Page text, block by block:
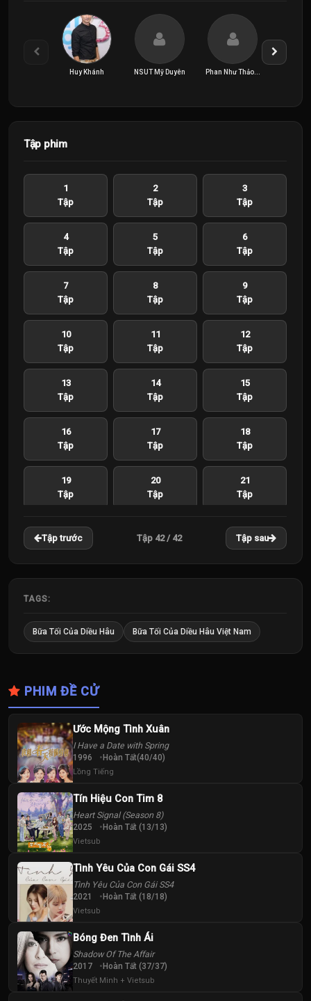
Huy Khánh NSUT Mỹ Duyên Phan Như Thảo...
Tập phim
1
Tập
2
Tập
3
Tập
4
Tập
5
Tập
6
Tập
7
Tập
8
Tập
9
Tập
10
Tập
11
Tập
12
Tập
13
Tập
14
Tập
15
Tập
16
Tập
17
Tập
18
Tập
19
Tập
20
Tập
21
Tập
22
Tập
Tập
24
Tập
25
26
27
28
Tập
29
Tập
Tập
Tập
34
Tập
35
37
40
Tập
41
Tập trước Tập 42 / 42 Tập sau
TAGS:
Bữa Tối Của Diều Hâu Bữa Tối Của Diều Hâu Việt Nam
PHIM ĐỀ CỬ
Ước Mộng Tình Xuân
I Have a Date with Spring
1996 Hoàn Tất(40/40)
Lồng Tiếng
Tín Hiệu Con Tim 8
Heart Signal (Season 8)
2025 Hoàn Tất (13/13)
Vietsub
Tình Yêu Của Con Gái SS4
Tình Yêu Của Con Gái SS4
2021 Hoàn Tất (18/18)
Vietsub
Bóng Đen Tình Ái
Shadow Of The Affair
2017 Hoàn Tất (37/37)
Thuyết Minh + Vietsub